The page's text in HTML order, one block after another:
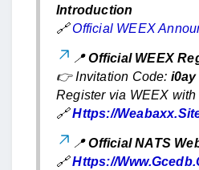
Introduction
🔗Official WEEX
📍Official WEEX
👉 Invitation Code: i0ay
Register via WEEX
🔗 Https://
📍Official NATS
🔗Https://